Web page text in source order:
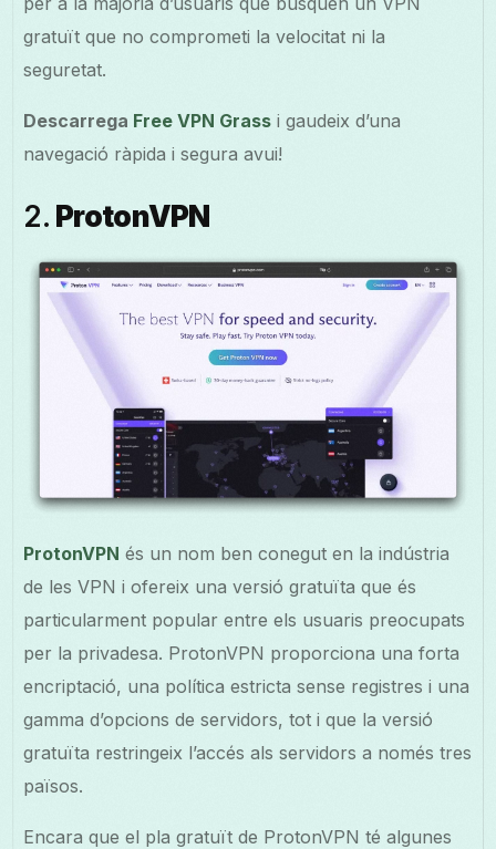
gratuït que no comprometi la velocitat ni la
seguretat.
Descarrega Free VPN Grass i gaudeix d’una
navegació ràpida i segura avui!
2. ProtonVPN
ProtonVPN és un nom ben conegut en la indústria
de les VPN i ofereix una versió gratuïta que és
particularment popular entre els usuaris preocupats
per la privadesa. ProtonVPN proporciona una forta
encriptació, una política estricta sense registres i una
gamma d’opcions de servidors, tot i que la versió
gratuïta restringeix l’accés als servidors a només tres
països.
Encara que el pla gratuït de ProtonVPN té algunes